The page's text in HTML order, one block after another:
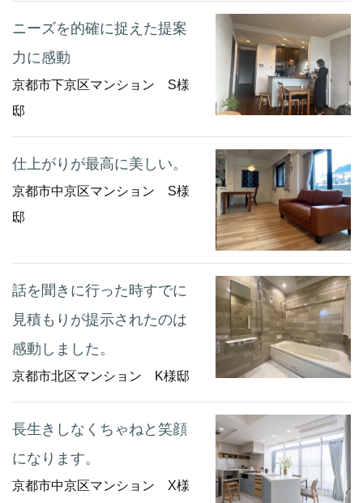
ニーズを的確に捉えた提案
力に感動
京都市下京区マンション S様
邸
仕上がりが最高に美しい。
京都市中京区マンション S様
邸
話を聞きに行った時すでに
見積もりが提示されたのは
感動しました。
京都市北区マンション K様邸
長生きしなくちゃねと笑顔
になります。
京都市中京区マンション X様